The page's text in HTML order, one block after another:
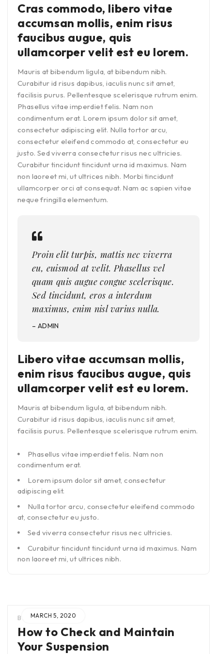
Cras commodo, libero vitae
accumsan mollis, enim risus
faucibus augue, quis
ullamcorper velit est eu lorem.
Mauris at bibendum ligula, at bibendum nibh.
Curabitur id risus dapibus, iaculis nunc sit amet,
facilisis purus. Pellentesque scelerisque rutrum enim.
Phasellus vitae imperdiet felis. Nam non
condimentum erat. Lorem ipsum dolor sit amet,
consectetur adipiscing elit. Nulla tortor arcu,
consectetur eleifend commodo at, consectetur eu
justo. Sed viverra consectetur risus nec ultricies.
Curabitur tincidunt tincidunt urna id maximus. Nam
non laoreet mi, ut ultrices nibh. Morbi tincidunt
ullamcorper orci at consequat. Nam ac sapien vitae
neque fringilla elementum.
Proin elit turpis, mattis nec viverra
eu, euismod at velit. Phasellus vel
quam quis augue congue scelerisque.
Sed tincidunt, eros a interdum
maximus, enim nisl varius nulla.
– ADMIN
Libero vitae accumsan mollis,
enim risus faucibus augue, quis
ullamcorper velit est eu lorem.
Mauris at bibendum ligula, at bibendum nibh.
Curabitur id risus dapibus, iaculis nunc sit amet,
facilisis purus. Pellentesque scelerisque rutrum enim.
Phasellus vitae imperdiet felis. Nam non
condimentum erat.
Lorem ipsum dolor sit amet, consectetur
adipiscing elit.
Nulla tortor arcu, consectetur eleifend commodo
at, consectetur eu justo.
Sed viverra consectetur risus nec ultricies.
Curabitur tincidunt tincidunt urna id maximus. Nam
non laoreet mi, ut ultrices nibh.
MARCH 5, 2020
BY ADMIN IN
How to Check and Maintain
Your Suspension